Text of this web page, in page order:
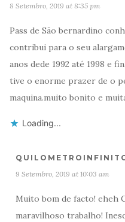
8 Setembro, 2019 at 8:35 pm
Pass de São bernardino
contribui para o seu
anos dede 1992 até 1998 e
tive o enorme prazer de o
maquina.muito bonito e
Loading...
9 Setembro, 2019 at 10:03 am
Muito bom de facto! eheh
maravilhoso trabalho!